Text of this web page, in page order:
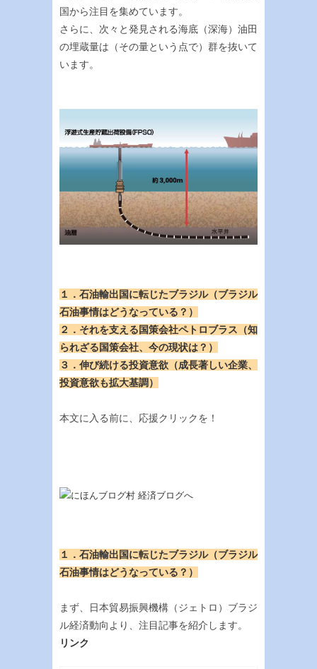
国から注目を集めています。
さらに、次々と発見される海底（深海）油田
の埋蔵量は（その量という点で）群を抜いて
います。
１．石油輸出国に転じたブラジル（ブラジル
石油事情はどうなっている？）
２．それを支える国策会社ペトロブラス（知
られざる国策会社、今の現状は？）
３．伸び続ける投資意欲（成長著しい企業、
投資意欲も拡大基調）
本文に入る前に、応援クリックを！
１．石油輸出国に転じたブラジル（ブラジル
石油事情はどうなっている？）
まず、日本貿易振興機構（ジェトロ）ブラジ
ル経済動向より、注目記事を紹介します。
リンク